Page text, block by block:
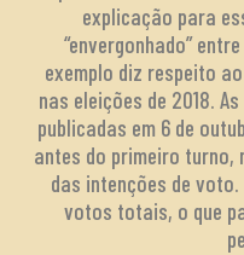
explicação para
“envergonhado”
exemplo diz respeito
nas eleições de 2018.
publicadas em 6 de
antes do primeiro turno,
das intenções de
votos totais, o que